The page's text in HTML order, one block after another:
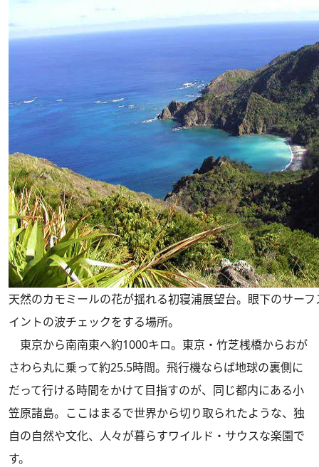
天然のカモミールの花が揺れる初寝浦展望台。眼下のサー
イントの波チェックをする場所。
東京から南南東へ約1000キロ。東京・竹芝桟橋からおが
さわら丸に乗って約25.5時間。飛行機ならば地球の裏側に
だって行ける時間をかけて目指すのが、同じ都内にある小
笠原諸島。ここはまるで世界から切り取られたような、独
自の自然や文化、人々が暮らすワイルド・サウスな楽園で
す。